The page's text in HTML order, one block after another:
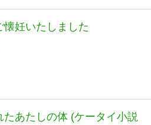
懐妊いたしました
たあたしの体 (ケータイ小説